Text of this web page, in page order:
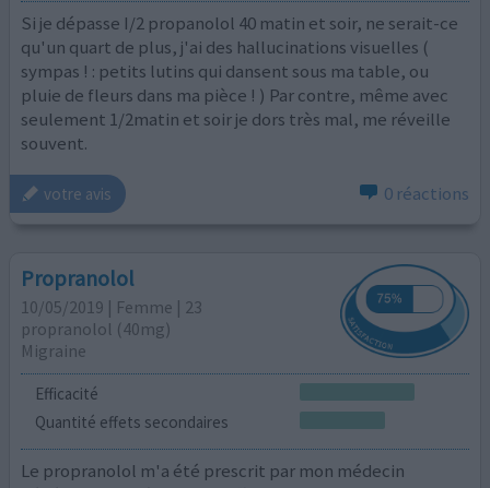
Si je dépasse I/2 propanolol 40 matin et soir, ne serait-ce
qu'un quart de plus, j'ai des hallucinations visuelles (
sympas ! : petits lutins qui dansent sous ma table, ou
pluie de fleurs dans ma pièce ! ) Par contre, même avec
seulement 1/2matin et soir je dors très mal, me réveille
souvent.
votre avis 0 réactions
Propranolol
10/05/2019 | Femme | 23
propranolol (40mg)
Migraine
Efficacité
Quantité effets secondaires
Le propranolol m'a été prescrit par mon médecin